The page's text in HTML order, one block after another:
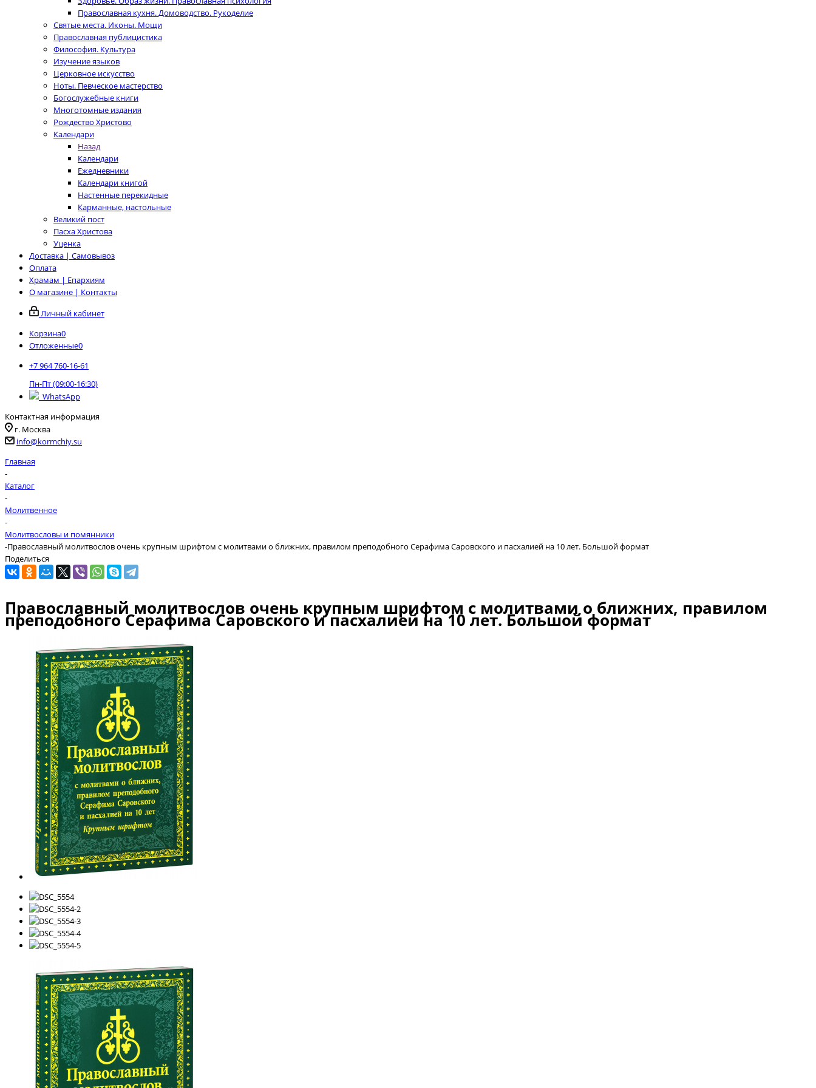
Православная кухня. Домоводство. Рукоделие
Святые места. Иконы. Мощи
Православная публицистика
Философия. Культура
Изучение языков
Церковное искусство
Ноты. Певческое мастерство
Богослужебные книги
Многотомные издания
Рождество Христово
Календари
Назад
Календари
Ежедневники
Календари книгой
Настенные перекидные
Карманные, настольные
Великий пост
Пасха Христова
Уценка
Доставка | Самовывоз
Оплата
Храмам | Епархиям
О магазине | Контакты
Личный кабинет
Корзина0
Отложенные0
+7 964 760-16-61
Пн-Пт (09:00-16:30)
WhatsApp
Контактная информация
г. Москва
info@kormchiy.su
Главная
-
Каталог
-
Молитвенное
-
Молитвословы и помянники
-Православный молитвослов очень крупным шрифтом с молитвами о ближних, правилом преподобного Серафима Саровского и пасхалией на 10 лет. Большой формат
Поделиться
Православный молитвослов очень крупным шрифтом с молитвами о ближних, правилом
преподобного Серафима Саровского и пасхалией на 10 лет. Большой формат